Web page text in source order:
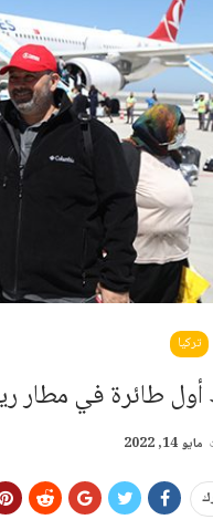
تركيا
طائرة في مطار
مايو 14, 2022